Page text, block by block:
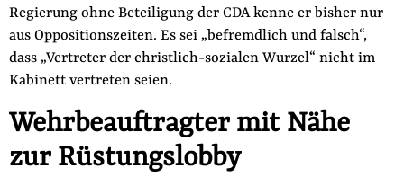
Regierung ohne Beteiligung der CDA kenne er bisher nur
aus Oppositionszeiten. Es sei „befremdlich und falsch“,
dass „Vertreter der christlich-sozialen Wurzel“ nicht im
Kabinett vertreten seien.
Wehrbeauftragter mit Nähe
zur Rüstungslobby